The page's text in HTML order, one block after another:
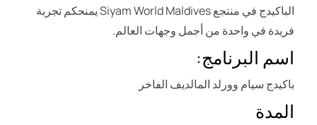
الباكيدج في منتجع Siyam World Maldives يمنحكم تجربة
فريدة في واحدة من أجمل وجهات العالم.
اسم البرنامج:
باكيدج سيام وورلد المالديف الفاخر
المدة